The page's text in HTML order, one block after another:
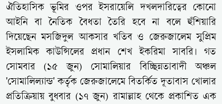
ঐতিহাসিক ভূমির ওপর ইসরায়েলি দখলদারিত্বের কোনো
আইনি বা নৈতিক বৈধতা তৈরি হবে না বলে হুঁশিয়ারি
দিয়েছেন মসজিদুল আকসার খতিব ও জেরুজালেম সুপ্রিম
ইসলামিক কাউন্সিলের প্রধান শেখ ইকরিমা সাবরি। গত
সোমবার (১৫ জুন) সোমালিয়ার বিচ্ছিন্নতাবাদী অঞ্চল
'সোমালিল্যান্ড' কর্তৃক জেরুজালেমে বিতর্কিত দূতাবাস খোলার
প্রতিক্রিয়ায় বুধবার (১৭ জুন) রামাল্লাহ থেকে প্রকাশিত এক